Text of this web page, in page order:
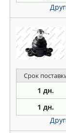
Срок
1 дн.
1 дн.